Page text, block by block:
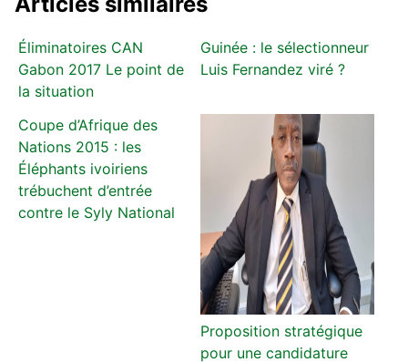
Éliminatoires CAN
Gabon 2017 Le point de
la situation
Guinée : le sélectionneur
Luis Fernandez viré ?
Coupe d’Afrique des
Nations 2015 : les
Éléphants ivoiriens
trébuchent d’entrée
contre le Syly National
Proposition stratégique
pour une candidature